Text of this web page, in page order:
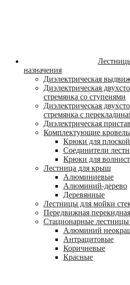
назначения
Диэлектрическая
Диэлектрическая
стремянка со ступенями
Диэлектрическая
стремянка с
Диэлектрическая
Комплектующие
Крюки для
Соединители
Крюки для
Лестница для крыш
Алюминиевые
Алюминий-дерево
Деревянные
Лестницы для мойки
Передвижная
Стационарные
Алюминий
Антрацитовые
Коричневые
Красные